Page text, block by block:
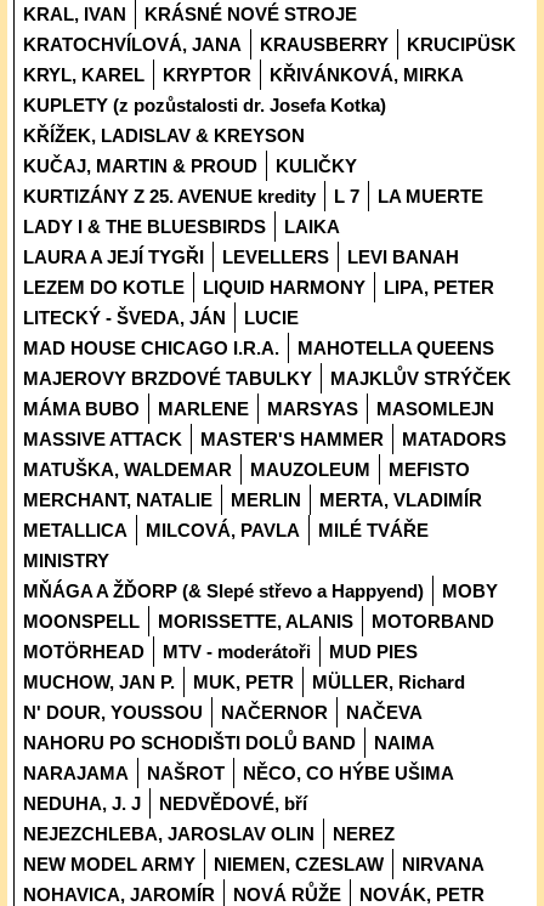
KRAL, IVAN
KRÁSNÉ NOVÉ STROJE
KRATOCHVÍLOVÁ, JANA
KRAUSBERRY
KRUCIPÜSK
KRYL, KAREL
KRYPTOR
KŘIVÁNKOVÁ, MIRKA
KUPLETY (z pozůstalosti dr. Josefa Kotka)
KŘÍŽEK, LADISLAV & KREYSON
KUČAJ, MARTIN & PROUD
KULIČKY
KURTIZÁNY Z 25. AVENUE kredity
L 7
LA MUERTE
LADY I & THE BLUESBIRDS
LAIKA
LAURA A JEJÍ TYGŘI
LEVELLERS
LEVI BANAH
LEZEM DO KOTLE
LIQUID HARMONY
LIPA, PETER
LITECKÝ - ŠVEDA, JÁN
LUCIE
MAD HOUSE CHICAGO I.R.A.
MAHOTELLA QUEENS
MAJEROVY BRZDOVÉ TABULKY
MAJKLŮV STRÝČEK
MÁMA BUBO
MARLENE MARSYAS
MASOMLEJN
MASSIVE ATTACK
MASTER'S HAMMER
MATADORS
MATUŠKA, WALDEMAR
MAUZOLEUM
MEFISTO
MERCHANT, NATALIE
MERLIN
MERTA, VLADIMÍR
METALLICA
MILCOVÁ, PAVLA
MILÉ TVÁŘE
MINISTRY
MŇÁGA A ŽĎORP (& Slepé střevo a Happyend)
MOBY
MOONSPELL
MORISSETTE, ALANIS
MOTORBAND
MOTÖRHEAD
MTV - moderátoři
MUD PIES
MUCHOW, JAN P.
MUK, PETR
MÜLLER, Richard
N' DOUR, YOUSSOU
NAČERNOR
NAČEVA
NAHORU PO SCHODIŠTI DOLŮ BAND
NAIMA
NARAJAMA
NAŠROT
NĚCO, CO HÝBE UŠIMA
NEDUHA, J. J
NEDVĚDOVÉ, bří
NEJEZCHLEBA, JAROSLAV OLIN
NEREZ
NEW MODEL ARMY
NIEMEN, CZESLAW
NIRVANA
NOHAVICA, JAROMÍR
NOVÁ RŮŽE
NOVÁK, PETR